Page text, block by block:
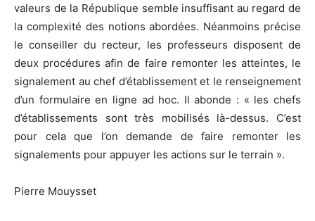
valeurs de la République semble insuffisant au regard de
la complexité des notions abordées. Néanmoins précise
le conseiller du recteur, les professeurs disposent de
deux procédures afin de faire remonter les atteintes, le
signalement au chef d’établissement et le renseignement
d’un formulaire en ligne ad hoc. Il abonde : « les chefs
d’établissements sont très mobilisés là-dessus. C’est
pour cela que l’on demande de faire remonter les
signalements pour appuyer les actions sur le terrain ».
Pierre Mouysset